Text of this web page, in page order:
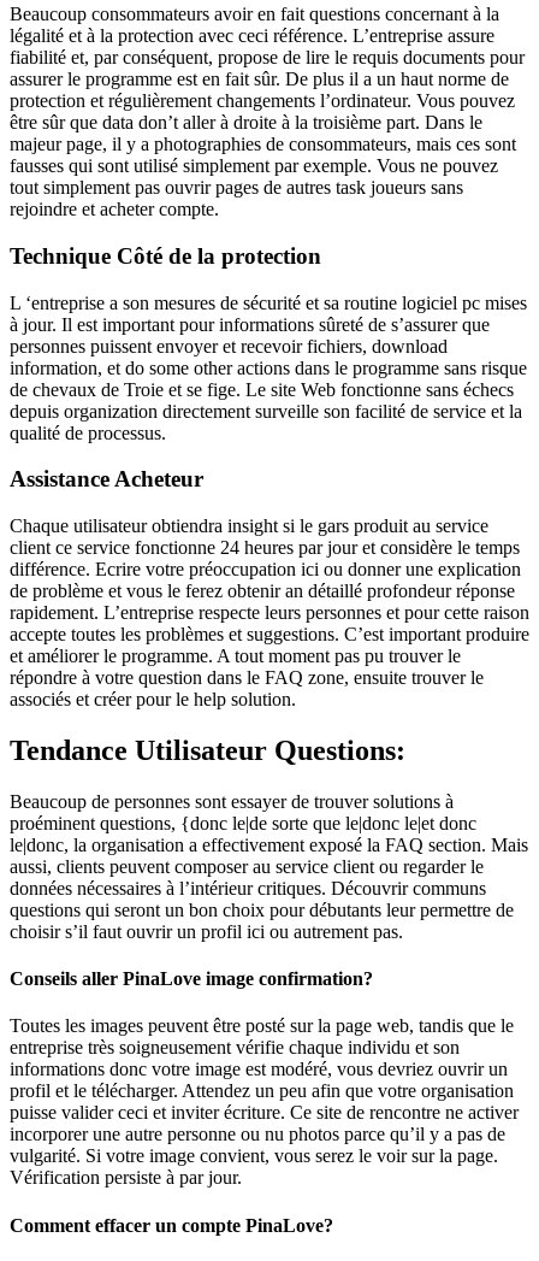
Beaucoup consommateurs avoir en fait questions concernant à la
légalité et à la protection avec ceci référence. L’entreprise assure
fiabilité et, par conséquent, propose de lire le requis documents pour
assurer le programme est en fait sûr. De plus il a un haut norme de
protection et régulièrement changements l’ordinateur. Vous pouvez
être sûr que data don’t aller à droite à la troisième part. Dans le
majeur page, il y a photographies de consommateurs, mais ces sont
fausses qui sont utilisé simplement par exemple. Vous ne pouvez
tout simplement pas ouvrir pages de autres task joueurs sans
rejoindre et acheter compte.
Technique Côté de la protection
L ‘entreprise a son mesures de sécurité et sa routine logiciel pc mises
à jour. Il est important pour informations sûreté de s’assurer que
personnes puissent envoyer et recevoir fichiers, download
information, et do some other actions dans le programme sans risque
de chevaux de Troie et se fige. Le site Web fonctionne sans échecs
depuis organization directement surveille son facilité de service et la
qualité de processus.
Assistance Acheteur
Chaque utilisateur obtiendra insight si le gars produit au service
client ce service fonctionne 24 heures par jour et considère le temps
différence. Ecrire votre préoccupation ici ou donner une explication
de problème et vous le ferez obtenir an détaillé profondeur réponse
rapidement. L’entreprise respecte leurs personnes et pour cette raison
accepte toutes les problèmes et suggestions. C’est important produire
et améliorer le programme. A tout moment pas pu trouver le
répondre à votre question dans le FAQ zone, ensuite trouver le
associés et créer pour le help solution.
Tendance Utilisateur Questions:
Beaucoup de personnes sont essayer de trouver solutions à
proéminent questions, {donc le|de sorte que le|donc le|et donc
le|donc, la organisation a effectivement exposé la FAQ section. Mais
aussi, clients peuvent composer au service client ou regarder le
données nécessaires à l’intérieur critiques. Découvrir communs
questions qui seront un bon choix pour débutants leur permettre de
choisir s’il faut ouvrir un profil ici ou autrement pas.
Conseils aller PinaLove image confirmation?
Toutes les images peuvent être posté sur la page web, tandis que le
entreprise très soigneusement vérifie chaque individu et son
informations donc votre image est modéré, vous devriez ouvrir un
profil et le télécharger. Attendez un peu afin que votre organisation
puisse valider ceci et inviter écriture. Ce site de rencontre ne activer
incorporer une autre personne ou nu photos parce qu’il y a pas de
vulgarité. Si votre image convient, vous serez le voir sur la page.
Vérification persiste à par jour.
Comment effacer un compte PinaLove?